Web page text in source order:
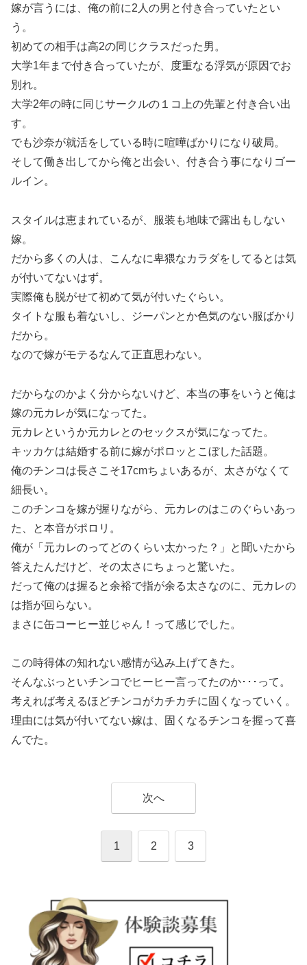
嫁が言うには、俺の前に2人の男と付き合っていたとい
う。
初めての相手は高2の同じクラスだった男。
大学1年まで付き合っていたが、度重なる浮気が原因でお
別れ。
大学2年の時に同じサークルの１コ上の先輩と付き合い出
す。
でも沙奈が就活をしている時に喧嘩ばかりになり破局。
そして働き出してから俺と出会い、付き合う事になりゴー
ルイン。
スタイルは恵まれているが、服装も地味で露出もしない
嫁。
だから多くの人は、こんなに卑猥なカラダをしてるとは気
が付いてないはず。
実際俺も脱がせて初めて気が付いたぐらい。
タイトな服も着ないし、ジーパンとか色気のない服ばかり
だから。
なので嫁がモテるなんて正直思わない。
だからなのかよく分からないけど、本当の事をいうと俺は
嫁の元カレが気になってた。
元カレというか元カレとのセックスが気になってた。
キッカケは結婚する前に嫁がポロッとこぼした話題。
俺のチンコは長さこそ17cmちょいあるが、太さがなくて
細長い。
このチンコを嫁が握りながら、元カレのはこのぐらいあっ
た、と本音がポロリ。
俺が「元カレのってどのくらい太かった？」と聞いたから
答えたんだけど、その太さにちょっと驚いた。
だって俺のは握ると余裕で指が余る太さなのに、元カレの
は指が回らない。
まさに缶コーヒー並じゃん！って感じでした。
この時得体の知れない感情が込み上げてきた。
そんなぶっといチンコでヒーヒー言ってたのか･･･って。
考えれば考えるほどチンコがカチカチに固くなっていく。
理由には気が付いてない嫁は、固くなるチンコを握って喜
んでた。
次へ
1 2 3